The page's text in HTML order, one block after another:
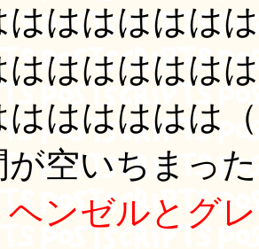
はははははは
はははははは
はははははは
が空いちまっ
ヘンゼルとグ